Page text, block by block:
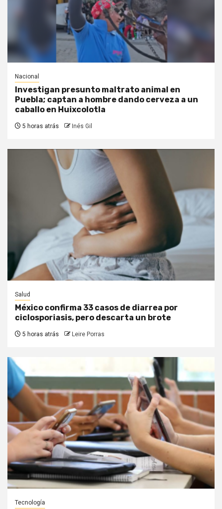
Nacional
Investigan presunto maltrato animal en
Puebla; captan a hombre dando cerveza a un
caballo en Huixcolotla
5 horas atrás Inés Gil
Salud
México confirma 33 casos de diarrea por
ciclosporiasis, pero descarta un brote
5 horas atrás Leire Porras
Tecnología